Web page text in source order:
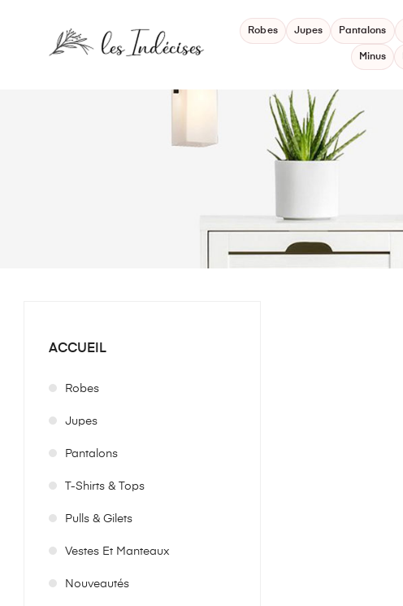
Robes Jupes Pantalons
Minus
ACCUEIL
Robes
Jupes
Pantalons
T-Shirts & Tops
Pulls & Gilets
Vestes Et Manteaux
Nouveautés